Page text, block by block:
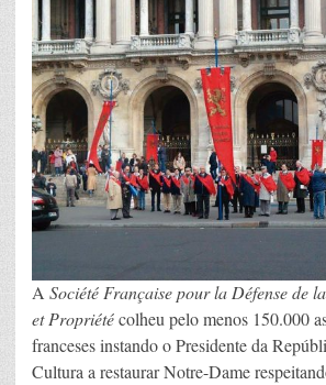
A Société Française pour la Défense de
et Propriétécolheu pelo menos 150.000
franceses instando o Presidente da
Cultura a restaurar Notre-Dame